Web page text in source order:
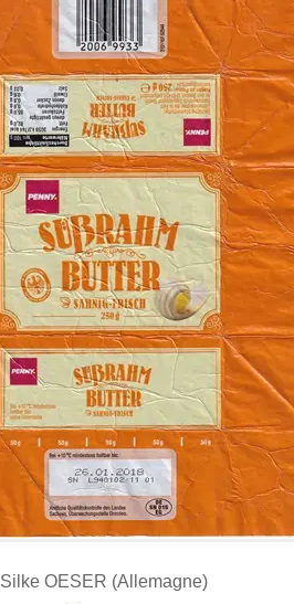
Silke OESER (Allemagne)